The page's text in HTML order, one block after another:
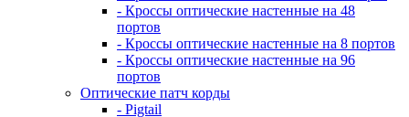
- Кроссы оптические настенные на 48
портов
- Кроссы оптические настенные на 8 портов
- Кроссы оптические настенные на 96
портов
Оптические патч корды
- Pigtail